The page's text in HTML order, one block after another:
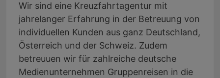
Wir sind eine Kreuzfahrtagentur mit
jahrelanger Erfahrung in der Betreuung von
individuellen Kunden aus ganz Deutschland,
Österreich und der Schweiz. Zudem
betreuuen wir für zahlreiche deutsche
Medienunternehmen Gruppenreisen in die